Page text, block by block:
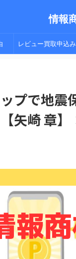
情報
レビュー買取申込
プで地震
矢崎 章